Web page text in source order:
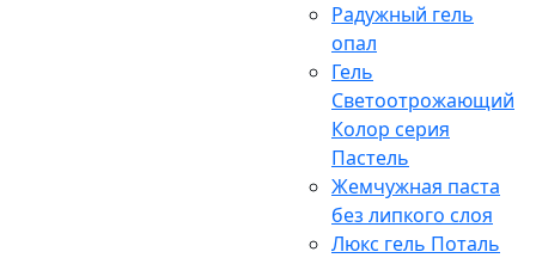
Радужный гель
опал
Гель
Светоотрожающий
Колор серия
Пастель
Жемчужная паста
без липкого слоя
Люкс гель Поталь